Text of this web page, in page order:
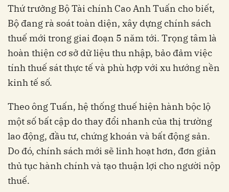
Thứ trưởng Bộ Tài chính Cao Anh Tuấn cho biết,
Bộ đang rà soát toàn diện, xây dựng chính sách
thuế mới trong giai đoạn 5 năm tới. Trọng tâm là
hoàn thiện cơ sở dữ liệu thu nhập, bảo đảm việc
tính thuế sát thực tế và phù hợp với xu hướng nền
kinh tế số.
Theo ông Tuấn, hệ thống thuế hiện hành bộc lộ
một số bất cập do thay đổi nhanh của thị trường
lao động, đầu tư, chứng khoán và bất động sản.
Do đó, chính sách mới sẽ linh hoạt hơn, đơn giản
thủ tục hành chính và tạo thuận lợi cho người nộp
thuế.